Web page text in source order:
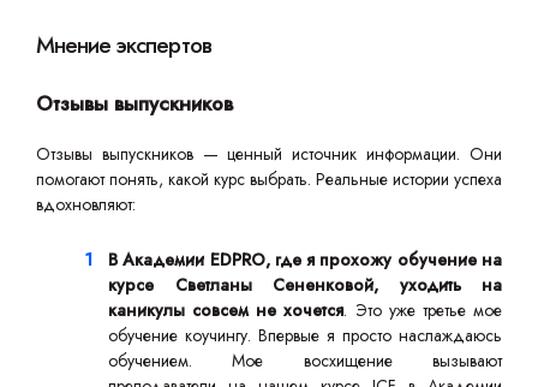
Мнение экспертов
Отзывы выпускников
Отзывы выпускников — ценный источник информации. Они
помогают понять, какой курс выбрать. Реальные истории успеха
вдохновляют:
В Академии EDPRO, где я прохожу обучение на
курсе Светланы Сененковой, уходить на
каникулы совсем не хочется. Это уже третье мое
обучение коучингу. Впервые я просто наслаждаюсь
обучением. Мое восхищение вызывают